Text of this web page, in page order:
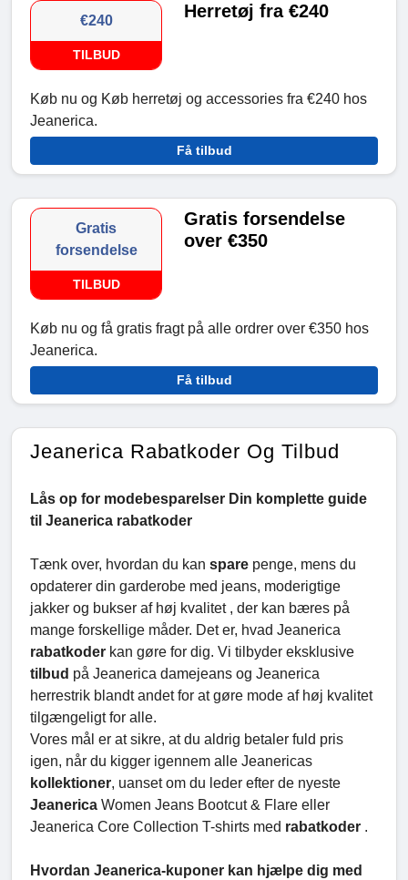
€240
TILBUD
Herretøj fra €240
Køb nu og Køb herretøj og accessories fra €240 hos
Jeanerica.
Få tilbud
Gratis
forsendelse
TILBUD
Gratis forsendelse
over €350
Køb nu og få gratis fragt på alle ordrer over €350 hos
Jeanerica.
Få tilbud
Jeanerica Rabatkoder Og Tilbud
Lås op for modebesparelser Din komplette guide
til Jeanerica rabatkoder
Tænk over, hvordan du kan spare penge, mens du
opdaterer din garderobe med jeans, moderigtige
jakker og bukser af høj kvalitet , der kan bæres på
mange forskellige måder. Det er, hvad Jeanerica
rabatkoder kan gøre for dig. Vi tilbyder eksklusive
tilbud på Jeanerica damejeans og Jeanerica
herrestrik blandt andet for at gøre mode af høj kvalitet
tilgængeligt for alle.
Vores mål er at sikre, at du aldrig betaler fuld pris
igen, når du kigger igennem alle Jeanericas
kollektioner, uanset om du leder efter de nyeste
Jeanerica Women Jeans Bootcut & Flare eller
Jeanerica Core Collection T-shirts med rabatkoder .
Hvordan Jeanerica-kuponer kan hjælpe dig med